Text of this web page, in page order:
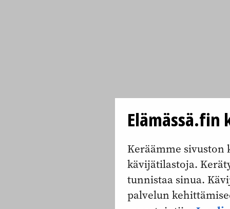
Keräämme sivuston
kävijätilastoja.
tunnistaa sinua.
palvelun